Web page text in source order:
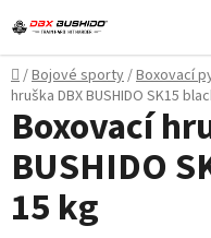
na
obsah
Domů
/Bojové sporty/Boxovací
hruška DBX BUSHIDO SK15
Boxovací
BUSHIDO
15 kg